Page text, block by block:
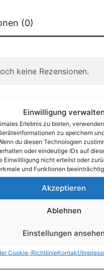
Einwilligung verwalten
Erlebnis zu bieten,
zu speichern
du diesen Technologien
oder eindeutige IDs auf
Einwillligung nicht erteilst oder
und Funktionen
Akzeptieren
Ablehnen
Einstellungen ansehen
Cookie-RichtlinieKontakt/
(0)
keine Rezensionen.
die erste Rezension
Ente süß–sauer“
E-Mail-Adresse wird nicht
Erforderliche
*
Rezension *